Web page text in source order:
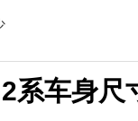
系车身尺